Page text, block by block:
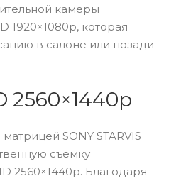
камеры
1920×1080p, которая
в салоне или позади
2560×1440p
SONY STARVIS
съемку
2560×1440p. Благодаря